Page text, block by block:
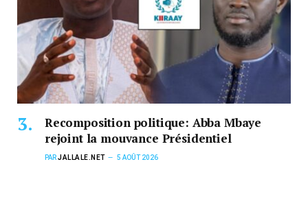
Recomposition politique: Abba Mbaye
rejoint la mouvance Présidentiel
PARJALLALE.NET 5 AOÛT 2026